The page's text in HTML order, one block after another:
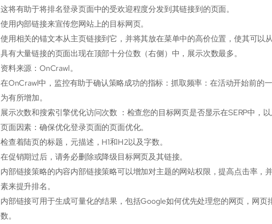
这将有助于将排名登录页面中的受欢迎程度分发到其链接到的页面。
使用内部链接来宣传您网站上的目标网页。
使用相关的锚文本从主页链接到它，并将其放在菜单中的高价位置，使其可以
具有大量链接的页面出现在顶部十分位数（右侧）中，展示次数最多。
资料来源：OnCrawl。
在OnCrawl中，监控有助于确认策略成功的指标：抓取频率：在活动开始前的
为有所增加。
展示次数和搜索引擎优化访问次数 ：检查您的目标网页是否显示在SERP中，
页面因素：确保优化登录页面的页面优化。
检查着陆页的标题，元描述，H1和H2以及字数。
在促销期过后，请务必删除或降级目标网页及其链接。
内部链接策略的内容内部链接策略可以增加对主题的网站权限，提高点击率，
素来提升排名。
内部链接可用于生成可量化的结果，包括Google如何优先处理您的网页，网
数。